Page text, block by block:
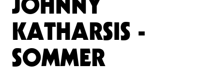
KATHARSIS -
SOMMER